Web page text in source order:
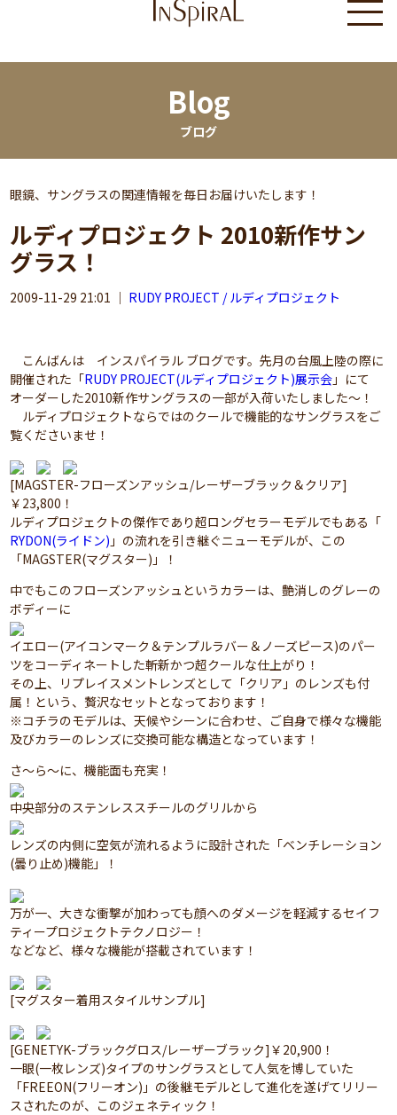
Blog
ブログ
眼鏡、サングラスの関連情報を毎日お届けいたします！
ルディプロジェクト 2010新作サン
グラス！
2009-11-29 21:01 ｜ RUDY PROJECT / ルディプロジェクト
こんばんは インスパイラル ブログです。先月の台風上陸の際に
開催された「RUDY PROJECT(ルディプロジェクト)展示会 」にて
オーダーした2010新作サングラスの一部が入荷いたしました～！
ルディプロジェクトならではのクールで機能的なサングラスをご
覧くださいませ！
[MAGSTER-フローズンアッシュ/レーザーブラック＆クリア]
￥23,800！
ルディプロジェクトの傑作であり超ロングセラーモデルでもある「
RYDON(ライドン) 」の流れを引き継ぐニューモデルが、この
「MAGSTER(マグスター)」！
中でもこのフローズンアッシュというカラーは、艶消しのグレーの
ボディーに
イエロー(アイコンマーク＆テンプルラバー＆ノーズピース)のパー
ツをコーディネートした斬新かつ超クールな仕上がり！
その上、リプレイスメントレンズとして「クリア」のレンズも付
属！という、贅沢なセットとなっております！
※コチラのモデルは、天候やシーンに合わせ、ご自身で様々な機能
及びカラーのレンズに交換可能な構造となっています！
さ～ら～に、機能面も充実！
中央部分のステンレススチールのグリルから
レンズの内側に空気が流れるように設計された「ベンチレーション
(曇り止め)機能」！
万が一、大きな衝撃が加わっても顔へのダメージを軽減するセイフ
ティープロジェクトテクノロジー！
などなど、様々な機能が搭載されています！
[マグスター着用スタイルサンプル]
[GENETYK-ブラックグロス/レーザーブラック]￥20,900！
一眼(一枚レンズ)タイプのサングラスとして人気を博していた
「FREEON(フリーオン)」の後継モデルとして進化を遂げてリリー
スされたのが、このジェネティック！